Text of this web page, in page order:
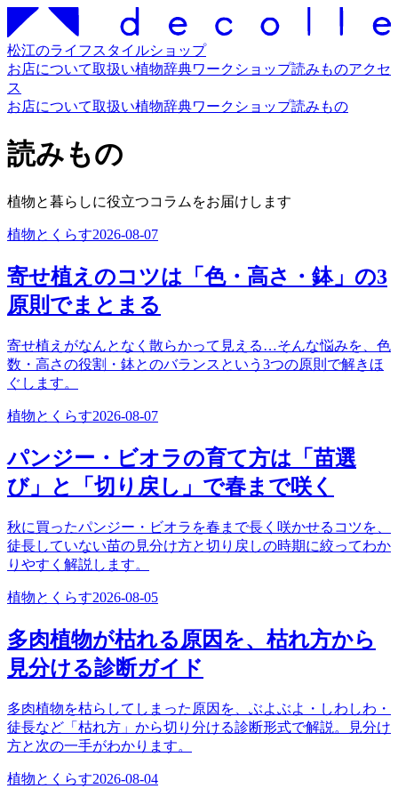
松江のライフスタイルショップ
お店について取扱い植物辞典ワークショップ読みものアクセ
ス
お店について取扱い植物辞典ワークショップ読みもの
読みもの
植物と暮らしに役立つコラムをお届けします
植物とくらす2026-08-07
寄せ植えのコツは「色・高さ・鉢」の3
原則でまとまる
寄せ植えがなんとなく散らかって見える…そんな悩みを、色
数・高さの役割・鉢とのバランスという3つの原則で解きほ
ぐします。
植物とくらす2026-08-07
パンジー・ビオラの育て方は「苗選
び」と「切り戻し」で春まで咲く
秋に買ったパンジー・ビオラを春まで長く咲かせるコツを、
徒長していない苗の見分け方と切り戻しの時期に絞ってわか
りやすく解説します。
植物とくらす2026-08-05
多肉植物が枯れる原因を、枯れ方から
見分ける診断ガイド
多肉植物を枯らしてしまった原因を、ぶよぶよ・しわしわ・
徒長など「枯れ方」から切り分ける診断形式で解説。見分け
方と次の一手がわかります。
植物とくらす2026-08-04